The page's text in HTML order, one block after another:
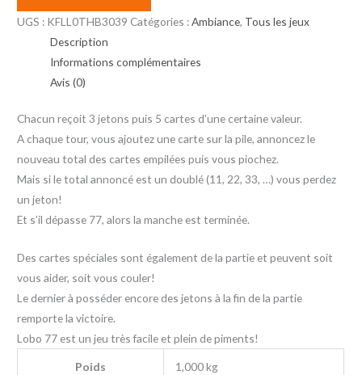
UGS : KFLL0THB3039 Catégories :Ambiance, Tous les jeux
Description
Informations complémentaires
Avis (0)
Chacun reçoit 3 jetons puis 5 cartes d’une certaine valeur.
A chaque tour, vous ajoutez une carte sur la pile, annoncez le
nouveau total des cartes empilées puis vous piochez.
Mais si le total annoncé est un doublé (11, 22, 33, …) vous perdez
un jeton!
Et s’il dépasse 77, alors la manche est terminée.
Des cartes spéciales sont également de la partie et peuvent soit
vous aider, soit vous couler!
Le dernier à posséder encore des jetons à la fin de la partie
remporte la victoire.
Lobo 77 est un jeu très facile et plein de piments!
Poids 1,000 kg